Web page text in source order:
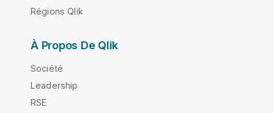
Régions Qlik
À Propos De Qlik
Société
Leadership
RSE